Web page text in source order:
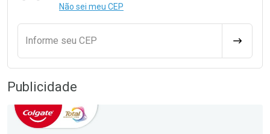
Não sei meu CEP
Informe seu CEP
Publicidade